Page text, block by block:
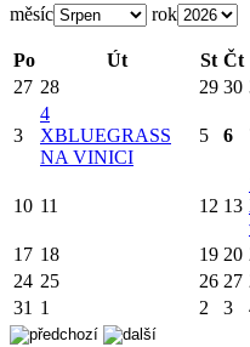
měsíc rok
Po Út St Čt
27 28 29 30
3
4
XBLUEGRASS
NA VINICI
5 6
10 11 12 13
17 18 19 20
24 25 26 27
31 1 2 3